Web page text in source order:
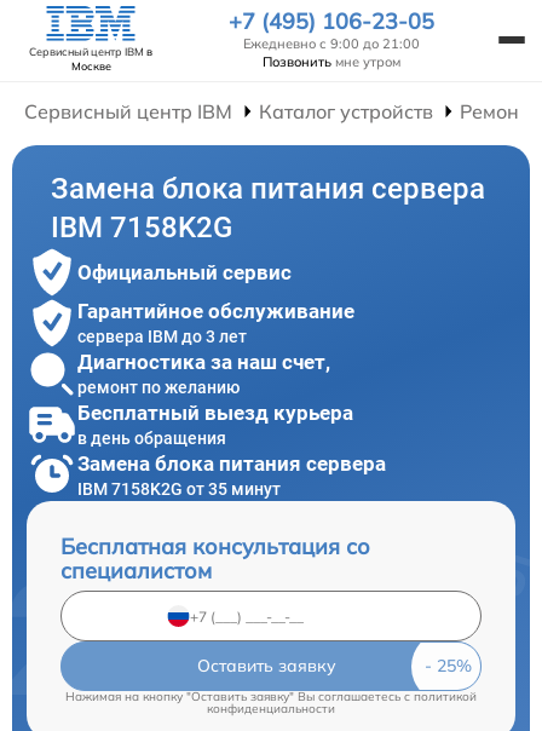
Сервисный центр IBM в
Москве
+7 (495) 106-23-05
Ежедневно с 9:00 до 21:00
Позвонить мне утром
Сервисный центр IBM Каталог устройств Ремонт
Замена блока питания сервера
IBM 7158K2G
Официальный сервис
Гарантийное обслуживание
сервера IBM до 3 лет
Диагностика за наш счет,
ремонт по желанию
Бесплатный выезд курьера
в день обращения
Замена блока питания сервера
IBM 7158K2G от 35 минут
Бесплатная консультация со
специалистом
Оставить заявку
Нажимая на кнопку "Оставить заявку" Вы соглашаетесь c политикой
конфиденциальности